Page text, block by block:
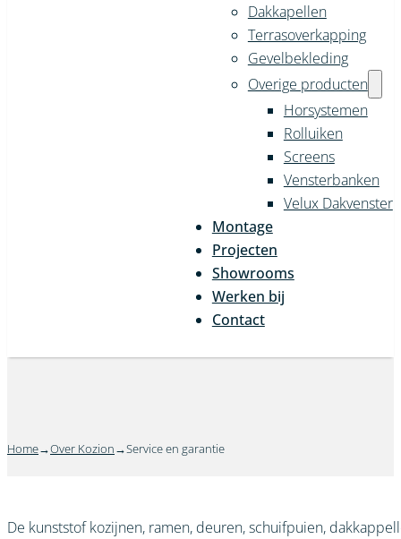
Dakkapellen
Terrasoverkapping
Gevelbekleding
Overige producten
Horsystemen
Rolluiken
Screens
Vensterbanken
Velux Dakvenster
Montage
Projecten
Showrooms
Werken bij
Contact
Home Over Kozion Service en garantie
De kunststof kozijnen, ramen, deuren, schuifpuien,